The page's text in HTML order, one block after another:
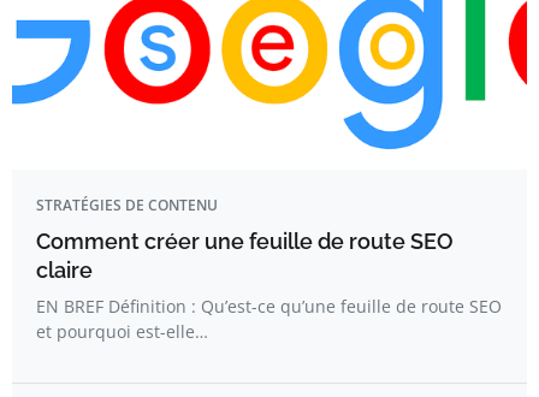
STRATÉGIES DE CONTENU
Comment créer une feuille de route SEO
claire
EN BREF Définition : Qu’est-ce qu’une feuille de route SEO
et pourquoi est-elle…